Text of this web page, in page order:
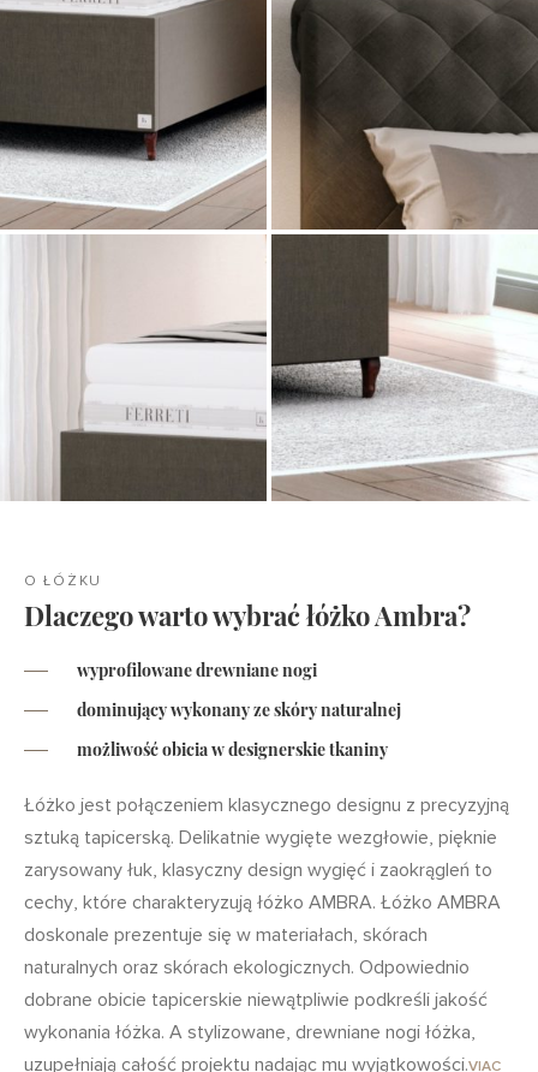
O ŁÓŻKU
Dlaczego warto wybrać łóżko Ambra?
wyprofilowane drewniane nogi
dominujący wykonany ze skóry naturalnej
możliwość obicia w designerskie tkaniny
Łóżko jest połączeniem klasycznego designu z precyzyjną
sztuką tapicerską. Delikatnie wygięte wezgłowie, pięknie
zarysowany łuk, klasyczny design wygięć i zaokrągleń to
cechy, które charakteryzują łóżko AMBRA. Łóżko AMBRA
doskonale prezentuje się w materiałach, skórach
naturalnych oraz skórach ekologicznych. Odpowiednio
dobrane obicie tapicerskie niewątpliwie podkreśli jakość
wykonania łóżka. A stylizowane, drewniane nogi łóżka,
uzupełniają całość projektu nadając mu wyjątkowości.VIAC